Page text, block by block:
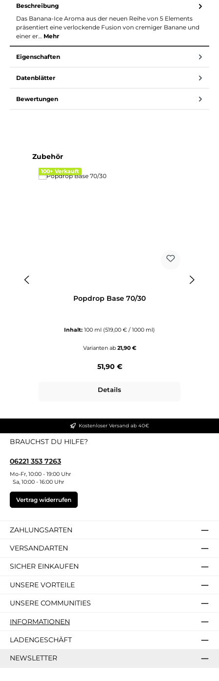
Beschreibung
Das Banana-Ice Aroma aus der neuen Reihe von 5 Elements
präsentiert eine verlockende Fusion von cremiger Banane und
einer er… Mehr
Eigenschaften
Datenblätter
Bewertungen
Produktgalerie überspringen
Zubehör
100+ Verkauft
Popdrop Base 70/30
Inhalt: 100 ml (519,00 € / 1000 ml)
Varianten ab21,90 €
Regulärer Preis:
51,90 €
Details
Kostenloser Versand ab 40€
BRAUCHST DU HILFE?
06221 353 7263
Mo-Fr, 10:00 - 19:00 Uhr
Sa, 10:00 - 16:00 Uhr
Vertrag widerrufen
ZAHLUNGSARTEN
VERSANDARTEN
SICHER EINKAUFEN
UNSERE VORTEILE
UNSERE COMMUNITIES
INFORMATIONEN
LADENGESCHÄFT
NEWSLETTER